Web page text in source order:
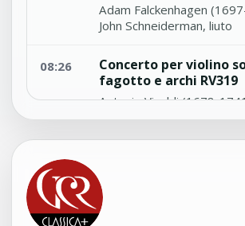
Adam Falckenhagen
John Schneiderman, liuto
08:26
Concerto per violino
fagotto e archi RV319
Antonio Vivaldi (1678-
Europa Galante - Fabio
08:12
Ludwig Van Beethoven
András Schiff, pianoforte